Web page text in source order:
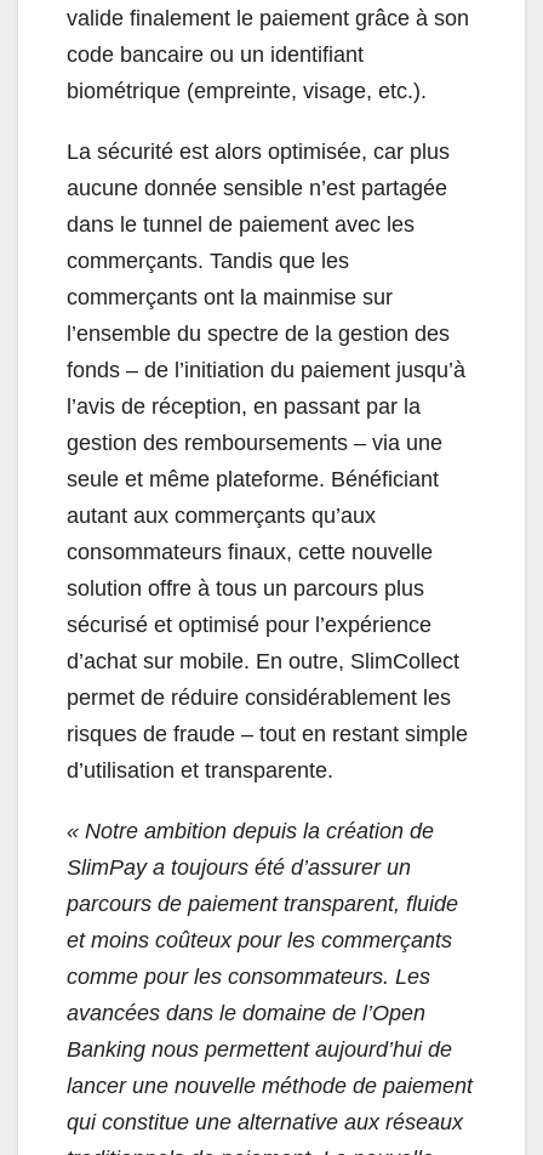
valide finalement le paiement grâce à son
code bancaire ou un identifiant
biométrique (empreinte, visage, etc.).
La sécurité est alors optimisée, car plus
aucune donnée sensible n’est partagée
dans le tunnel de paiement avec les
commerçants. Tandis que les
commerçants ont la mainmise sur
l’ensemble du spectre de la gestion des
fonds – de l’initiation du paiement jusqu’à
l’avis de réception, en passant par la
gestion des remboursements – via une
seule et même plateforme. Bénéficiant
autant aux commerçants qu’aux
consommateurs finaux, cette nouvelle
solution offre à tous un parcours plus
sécurisé et optimisé pour l’expérience
d’achat sur mobile. En outre, SlimCollect
permet de réduire considérablement les
risques de fraude – tout en restant simple
d’utilisation et transparente.
« Notre ambition depuis la création de
SlimPay a toujours été d’assurer un
parcours de paiement transparent, fluide
et moins coûteux pour les commerçants
comme pour les consommateurs. Les
avancées dans le domaine de l’Open
Banking nous permettent aujourd’hui de
lancer une nouvelle méthode de paiement
qui constitue une alternative aux réseaux